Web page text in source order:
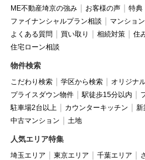
ME不動産埼京の強み
お客様の声
特典
ファイナンシャルプラン相談
マンショ
よくある質問
買い取り 相続対策 住
住宅ローン相談
物件検索
こだわり検索 学区から検索 オリジナ
プライスダウン物件
駅徒歩15分以内
駐車場2台以上
カウンターキッチン 新
中古マンション
土地
人気エリア特集
埼玉エリア 東京エリア 千葉エリア